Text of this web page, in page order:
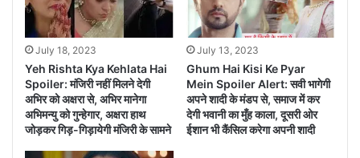
July 18, 2023
Yeh Rishta Kya Kehlata Hai
Spoiler: मंजिरी नहीं मिलने देगी
अभिर को अक्षरा से, अभिर मानेगा
अभिमन्यु को गुन्हेगार, अक्षरा हाथ
जोड़कर गिड़-गिड़ायेगी मंजिरी के सामने
July 13, 2023
Ghum Hai Kisi Ke Pyar
Mein Spoiler Alert: सवी भागेगी
अपने शादी के मंडप से, समाज में कर
देगी भवानी का मुँह काला, दूसरी ओर
ईशान भी कैंसिल करेगा अपनी शादी